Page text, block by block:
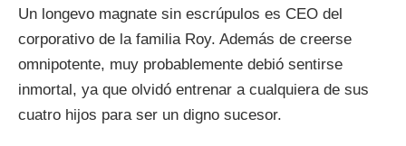
Un longevo magnate sin escrúpulos es CEO del
corporativo de la familia Roy. Además de creerse
omnipotente, muy probablemente debió sentirse
inmortal, ya que olvidó entrenar a cualquiera de sus
cuatro hijos para ser un digno sucesor.